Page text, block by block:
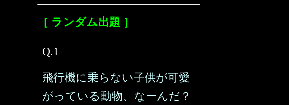
［ ランダム出題 ］
Q.1
飛行機に乗らない子供が可愛
がっている動物、なーんだ？